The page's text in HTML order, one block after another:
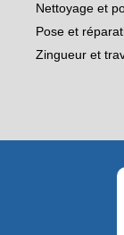
Nettoyage et
Pose et
Zingueur et